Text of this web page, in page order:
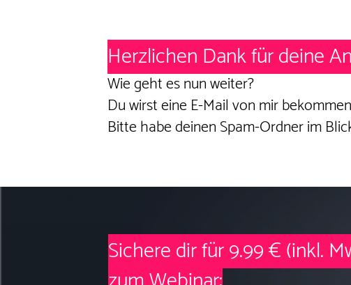
Herzlichen Dank für deine
Wie geht es nun weiter?
Du wirst eine E-Mail von mir
Bitte habe deinen Spam-Ordner im
Sichere dir für 9.99 € (inkl.